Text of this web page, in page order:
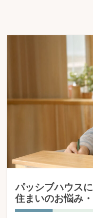
パッシブハウス
住まいのお悩み